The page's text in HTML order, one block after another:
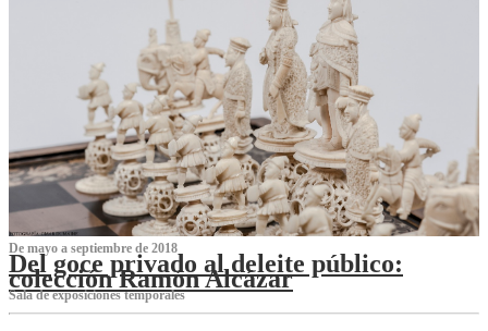
De mayo a septiembre de 2018
Del goce privado al deleite público:
colección Ramón Alcázar
Sala de exposiciones temporales